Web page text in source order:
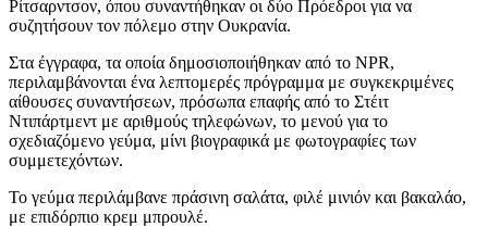
Ρίτσαρντσον, όπου συναντήθηκαν οι δύο Πρόεδροι για να
συζητήσουν τον πόλεμο στην Ουκρανία.
Στα έγγραφα, τα οποία δημοσιοποιήθηκαν από το NPR,
περιλαμβάνονται ένα λεπτομερές πρόγραμμα με συγκεκριμένες
αίθουσες συναντήσεων, πρόσωπα επαφής από το Στέιτ
Ντιπάρτμεντ με αριθμούς τηλεφώνων, το μενού για το
σχεδιαζόμενο γεύμα, μίνι βιογραφικά με φωτογραφίες των
συμμετεχόντων.
Το γεύμα περιλάμβανε πράσινη σαλάτα, φιλέ μινιόν και βακαλάο,
με επιδόρπιο κρεμ μπρουλέ.